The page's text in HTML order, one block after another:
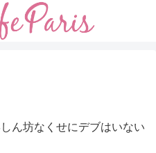
ん坊なくせにデブはいない